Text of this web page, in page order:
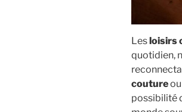
Les loisirs
quotidien,
couture
possibilité